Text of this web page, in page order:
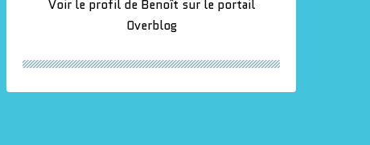
Voir le profil de Benoît sur le portail
Overblog